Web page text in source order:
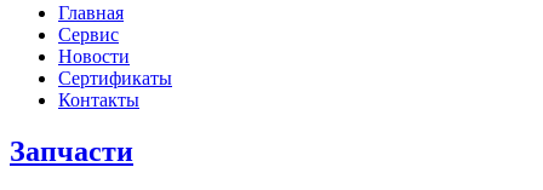
Главная
Сервис
Новости
Сертификаты
Контакты
Запчасти